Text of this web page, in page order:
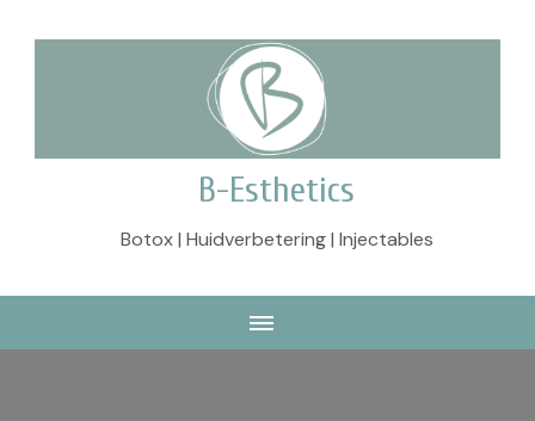
B-Esthetics
Botox | Huidverbetering | Injectables